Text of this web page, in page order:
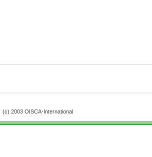
(c) 2003 OISCA-International